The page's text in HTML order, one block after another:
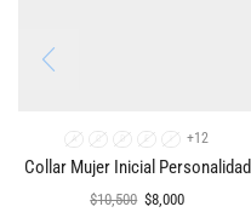
A D E +12
Collar Mujer Inicial Personalidad
$10,500 $8,000